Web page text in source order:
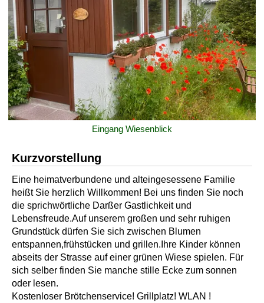
Eingang Wiesenblick
Kurzvorstellung
Eine heimatverbundene und alteingesessene Familie
heißt Sie herzlich Willkommen! Bei uns finden Sie noch
die sprichwörtliche Darßer Gastlichkeit und
Lebensfreude.Auf unserem großen und sehr ruhigen
Grundstück dürfen Sie sich zwischen Blumen
entspannen,frühstücken und grillen.Ihre Kinder können
abseits der Strasse auf einer grünen Wiese spielen. Für
sich selber finden Sie manche stille Ecke zum sonnen
oder lesen.
Kostenloser Brötchenservice! Grillplatz! WLAN !